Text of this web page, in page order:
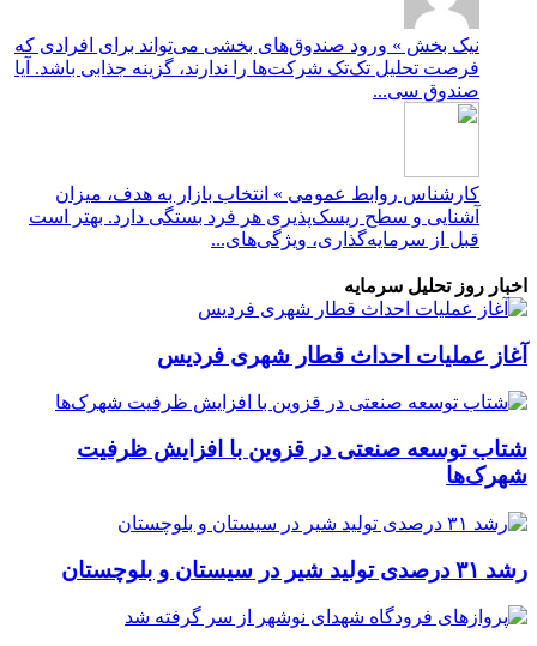
نیک بخش » ورود صندوق‌های بخشی می‌تواند برای افرادی که
فرصت تحلیل تک‌تک شرکت‌ها را ندارند، گزینه جذابی باشد. آیا
صندوق سی...
کارشناس روابط عمومی » انتخاب بازار به هدف، میزان
آشنایی و سطح ریسک‌پذیری هر فرد بستگی دارد. بهتر است
قبل از سرمایه‌گذاری، ویژگی‌های...
اخبار روز تحلیل سرمایه
آغاز عملیات احداث قطار شهری فردیس
شتاب توسعه صنعتی در قزوین با افزایش ظرفیت
شهرک‌ها
رشد ۳۱ درصدی تولید شیر در سیستان و بلوچستان